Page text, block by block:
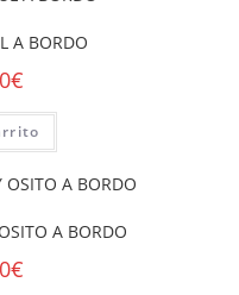
A BORDO
€
A BORDO
€